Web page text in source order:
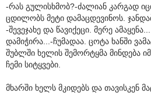
-რას გულისხმობ?-ძალიან კარგად
ცდილობს მეტი დამაცდევინოს.
-შევეჯახე და წავიქეცი. მერე
დამიჭირა...-ჩუმადაა. ცოტა ხანში
შუბლში ხელის შემორტყმა მინდება
ჩემი სიტყვები.
მხარში ხელს მკიდებს და თავისკენ